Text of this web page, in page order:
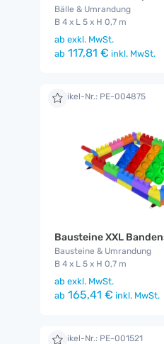
Bälle & Umrandung
B 4 x L 5 x H 0,7 m
ab exkl. MwSt.
ab 117,81 € inkl. MwSt.
Artikel-Nr.: PE-004875
Bausteine XXL
Bausteine & Umrandung
B 4 x L 5 x H 0,7 m
ab exkl. MwSt.
ab 165,41 € inkl. MwSt.
Artikel-Nr.: PE-001521